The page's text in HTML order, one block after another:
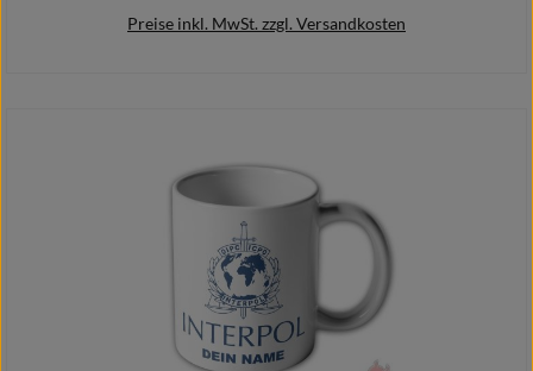
Preise inkl. MwSt. zzgl. Versandkosten